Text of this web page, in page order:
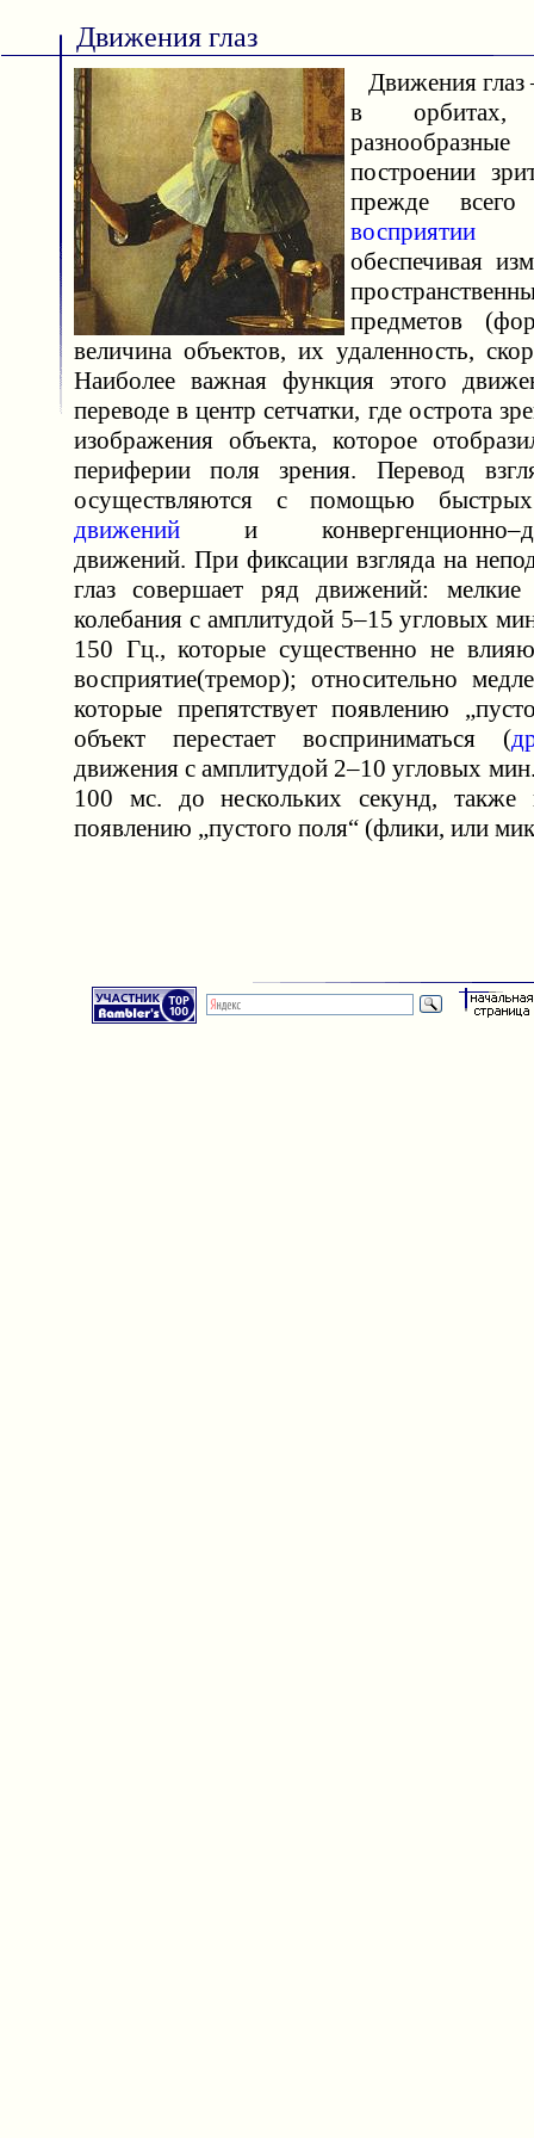
Движения глаз
Движения
в орбитах,
построении
прежде
восприятии
обеспечивая
предметов
величина объектов, их удаленность,
Наиболее важная функция этого
переводе в центр сетчатки, где острота
изображения объекта, которое
периферии поля зрения. Перевод
осуществляются с помощью
движений и
движений. При фиксации взгляда на
глаз совершает ряд движений: мелкие
колебания с амплитудой 5–15 угловых
150 Гц., которые существенно не
восприятие(тремор); относительно
которые препятствует появлению
объект перестает восприниматься (
движения с амплитудой 2–10 угловых
100 мс. до нескольких секунд, также
появлению „пустого поля“ (флики, или